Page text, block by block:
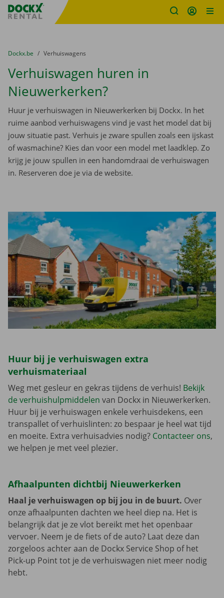
Fratello DEMO
U bevindt zich hier:
van
Dockx.be naar
Verhuiswagens
Verhuiswagen huren in
Nieuwerkerken?
Huur je verhuiswagen in Nieuwerkerken bij Dockx. In het
ruime aanbod verhuiswagens vind je vast het model dat bij
jouw situatie past. Verhuis je zware spullen zoals een ijskast
of wasmachine? Kies dan voor een model met laadklep. Zo
krijg je jouw spullen in een handomdraai de verhuiswagen
in. Reserveren doe je via de website.
Huur bij je verhuiswagen extra
verhuismateriaal
Weg met gesleur en gekras tijdens de verhuis! Bekijk
de verhuishulpmiddelen van Dockx in Nieuwerkerken.
Huur bij je verhuiswagen enkele verhuisdekens, een
transpallet of verhuislinten: zo bespaar je heel wat tijd
en moeite. Extra verhuisadvies nodig? Contacteer ons,
we helpen je met veel plezier.
Afhaalpunten dichtbij Nieuwerkerken
Haal je verhuiswagen op bij jou in de buurt. Over
onze afhaalpunten dachten we heel diep na. Het is
belangrijk dat je ze vlot bereikt met het openbaar
vervoer. Neem je de fiets of de auto? Laat deze dan
zorgeloos achter aan de Dockx Service Shop of het
Pick-up Point tot je de verhuiswagen niet meer nodig
hebt.